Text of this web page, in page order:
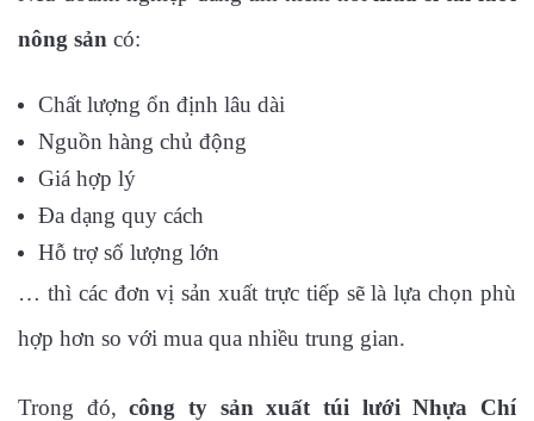
nông sản có:
Chất lượng ổn định lâu dài
Nguồn hàng chủ động
Giá hợp lý
Đa dạng quy cách
Hỗ trợ số lượng lớn
… thì các đơn vị sản xuất trực tiếp sẽ là lựa chọn phù
hợp hơn so với mua qua nhiều trung gian.
Trong đó,công ty sản xuất túi lưới Nhựa Chí